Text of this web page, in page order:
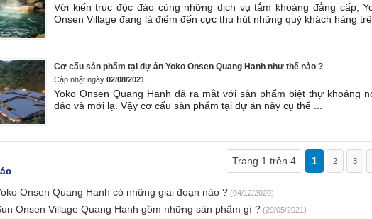
Với kiến trúc độc đáo cùng những dịch vụ tắm khoáng đẳng cấp,
Onsen Village đang là điểm đến cực thu hút những quý khách hàng
Cơ cấu sản phẩm tại dự án Yoko Onsen Quang Hanh như thế nào ?
Cập nhật ngày 02/08/2021
Yoko Onsen Quang Hanh đã ra mắt với sản phẩm biệt thự khoáng
đáo và mới lạ. Vậy cơ cấu sản phẩm tại dự án này cụ thể ...
Trang 1 trên 4 1 2 3
Onsen Quang Hanh có những giai đoạn nào ? (04/12/2020)
Onsen Village Quang Hanh gồm những sản phẩm gì ? (29/05/2021)